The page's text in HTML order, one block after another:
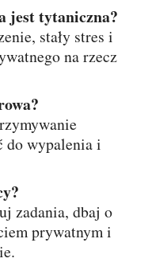
jest tytaniczna?
stały stres i
na rzecz
do wypalenia i
zadania, dbaj o
prywatnym i